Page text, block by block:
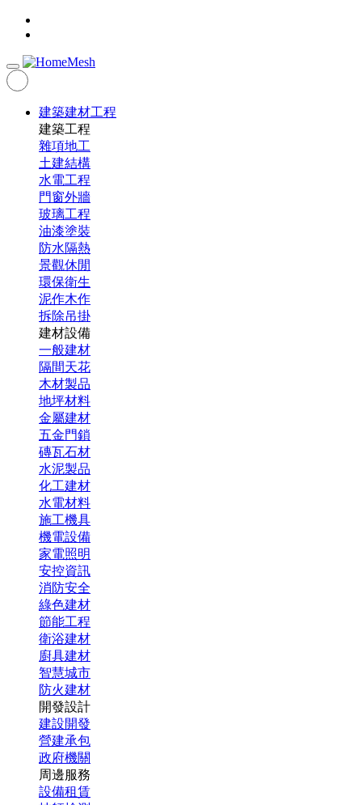
建築建材工程
建築工程
雜項地工
土建結構
水電工程
門窗外牆
玻璃工程
油漆塗裝
防水隔熱
景觀休閒
環保衛生
泥作木作
拆除吊掛
建材設備
一般建材
隔間天花
木材製品
地坪材料
金屬建材
五金門鎖
磚瓦石材
水泥製品
化工建材
水電材料
施工機具
機電設備
家電照明
安控資訊
消防安全
綠色建材
節能工程
衛浴建材
廚具建材
智慧城市
防火建材
開發設計
建設開發
營建承包
政府機關
周邊服務
設備租賃